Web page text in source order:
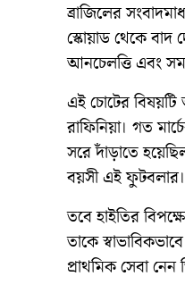
ব্রাজিলের
স্কোয়াড থেকে বাদ
আনচেলত্তি এবং
এই চোটের
রাফিনিয়া। গত
সরে দাঁড়াতে
বয়সী এই ফুটবলার।
তবে হাইতির
তাকে
প্রাথমিক সেবা